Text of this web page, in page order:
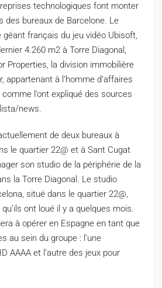
technologiques font monter
des bureaux de Barcelone. Le
français du jeu vidéo Ubisoft,
4.260 m2 à Torre Diagonal,
Properties, la division immobilière
appartenant à l’homme d’affaires
l’ont expliqué des sources
news.
de deux bureaux à
le quartier 22@ et à Sant Cugat
son studio de la périphérie de la
la Torre Diagonal. Le studio
situé dans le quartier 22@,
ont loué il y a quelques mois.
à opérer en Espagne en tant que
au sein du groupe : l’une
AAAA et l’autre des jeux pour